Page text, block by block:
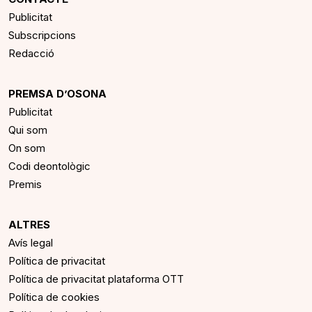
Publicitat
Subscripcions
Redacció
PREMSA D’OSONA
Publicitat
Qui som
On som
Codi deontològic
Premis
ALTRES
Avís legal
Política de privacitat
Política de privacitat plataforma OTT
Política de cookies